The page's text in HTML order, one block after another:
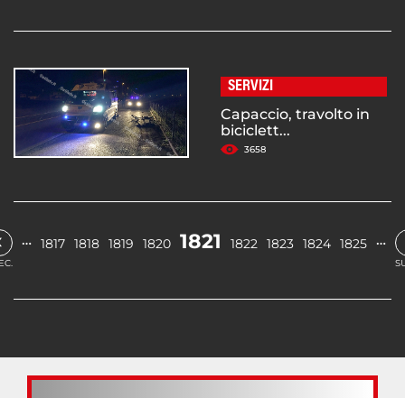
SERVIZI
Capaccio, travolto in
biciclett...
3658
… 1817 1818 1819 1820 1821 1822 1823 1824 1825 …